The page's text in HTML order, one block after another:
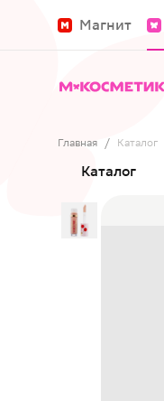
Магнит
Главная / Каталог
Каталог